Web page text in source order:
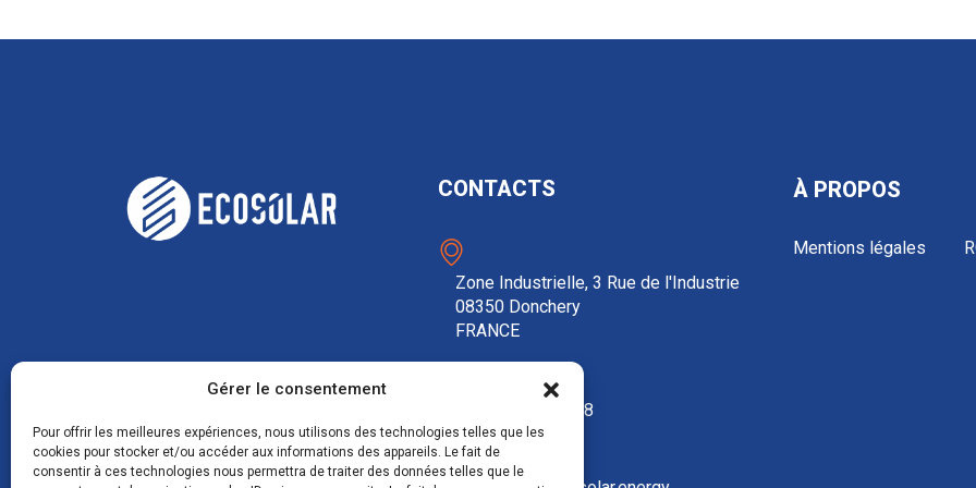
Gérer le consentement
Pour offrir les meilleures expériences, nous utilisons des technologies telles que les
cookies pour stocker et/ou accéder aux informations des appareils. Le fait de
consentir à ces technologies nous permettra de traiter des données telles que le
CONTACTS
Zone Industrielle, 3 Rue de l'Industrie
08350 Donchery
FRANCE
03 52 72 97 88
À PROPOS
Mentions légales